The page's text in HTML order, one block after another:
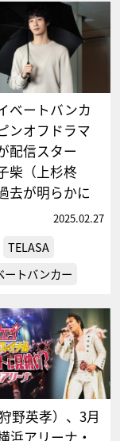
ベートバンカ
ンオフドラマ
配信スター
柴（上杉柊
去が明らかに
2025.02.27
TELASA
ートバンカー
野英孝）、3月
浜アリーナ・